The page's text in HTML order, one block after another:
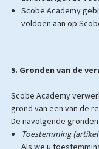
Scobe Academy
voldoen aan op
5. Gronden van de
Scobe Academy
grond van een van de
De navolgende
Toestemming
Als we u